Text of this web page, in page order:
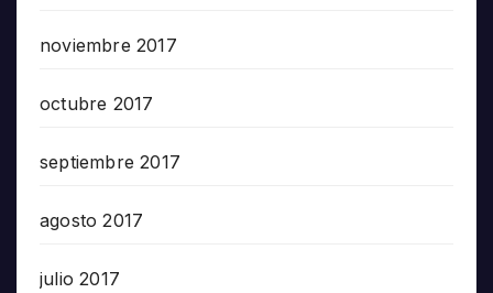
noviembre 2017
octubre 2017
septiembre 2017
agosto 2017
julio 2017